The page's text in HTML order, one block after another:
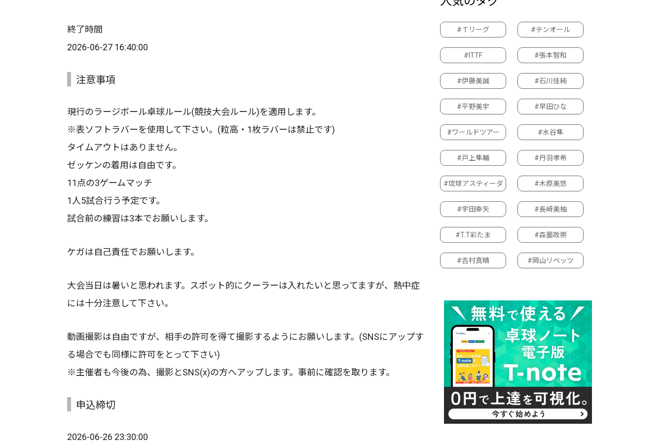
終了時間
2026-06-27 16:40:00
注意事項
現行のラージボール卓球ルール(競技大会ルール)を適用します。
※表ソフトラバーを使用して下さい。(粒高・1枚ラバーは禁止です)
タイムアウトはありません。
ゼッケンの着用は自由です。
11点の3ゲームマッチ
1人5試合行う予定です。
試合前の練習は3本でお願いします。
ケガは自己責任でお願いします。
大会当日は暑いと思われます。スポット的にクーラーは入れたいと思ってますが、熱中症
には十分注意して下さい。
動画撮影は自由ですが、相手の許可を得て撮影するようにお願いします。(SNSにアップす
る場合でも同様に許可をとって下さい)
※主催者も今後の為、撮影とSNS(x)の方へアップします。事前に確認を取ります。
申込締切
2026-06-26 23:30:00
#Ｔリーグ #テンオール
#ITTF #張本智和
#伊藤美誠 #石川佳純
#平野美宇 #早田ひな
#ワールドツアー #水谷隼
#戸上隼輔 #丹羽孝希
#琉球アスティーダ #木原美悠
#宇田幸矢 #長﨑美柚
#T.T彩たま #森薗政崇
#吉村真晴 #岡山リベッツ